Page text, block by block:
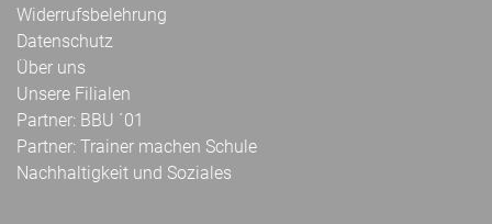
Widerrufsbelehrung
Datenschutz
Über uns
Unsere Filialen
Partner: BBU ´01
Partner: Trainer machen Schule
Nachhaltigkeit und Soziales